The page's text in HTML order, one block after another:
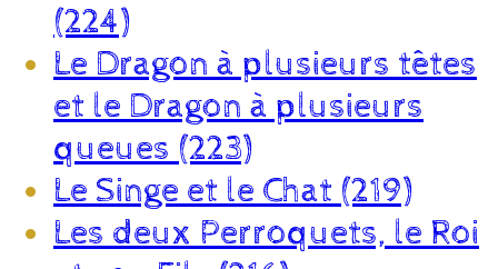
(224)
Le Dragon à plusieurs têtes
et le Dragon à plusieurs
queues (223)
Le Singe et le Chat (219)
Les deux Perroquets, le Roi